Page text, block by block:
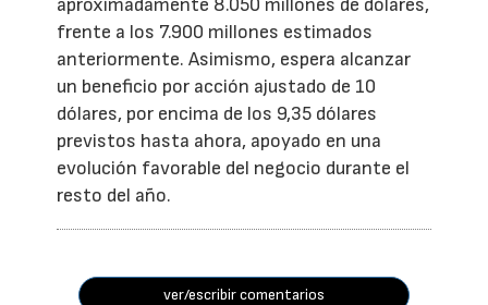
aproximadamente 8.050 millones de dólares,
frente a los 7.900 millones estimados
anteriormente. Asimismo, espera alcanzar
un beneficio por acción ajustado de 10
dólares, por encima de los 9,35 dólares
previstos hasta ahora, apoyado en una
evolución favorable del negocio durante el
resto del año.
ver/escribir comentarios